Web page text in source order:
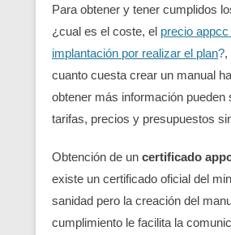
Para obtener y tener cumplidos
¿cual es el coste, el precio appcc
implantación por realizar el plan?,
cuanto cuesta crear un manual
obtener más información pueden
tarifas, precios y presupuestos
Obtención de un certificado
existe un certificado oficial del
sanidad pero la creación del
cumplimiento le facilita la